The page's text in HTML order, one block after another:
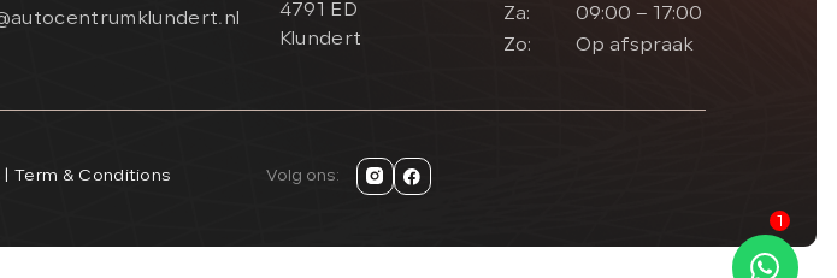
1
4791 ED
Klundert
Za:
09:00 – 17:00
Zo:
Op afspraak
Term & Conditions Volg ons: